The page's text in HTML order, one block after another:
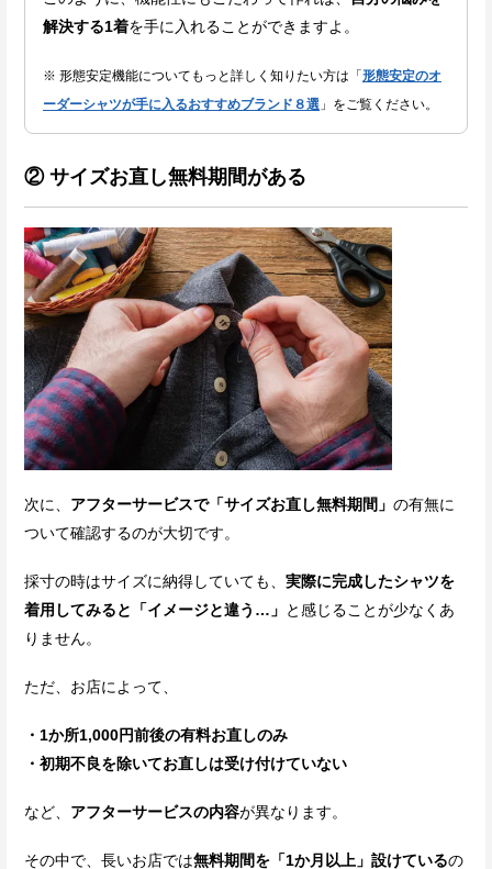
解決する1着を手に入れることができますよ。
※ 形態安定機能についてもっと詳しく知りたい方は「 形態安定のオ
ーダーシャツが手に入るおすすめブランド８選 」をご覧ください。
② サイズお直し無料期間がある
次に、 アフターサービスで「サイズお直し無料期間」 の有無に
ついて確認するのが大切です。
採寸の時はサイズに納得していても、 実際に完成したシャツを
着用してみると「イメージと違う…」 と感じることが少なくあ
りません。
ただ、お店によって、
・1か所1,000円前後の有料お直しのみ
・初期不良を除いてお直しは受け付けていない
など、 アフターサービスの内容が異なります。
その中で、長いお店では無料期間を「1か月以上」設けているの